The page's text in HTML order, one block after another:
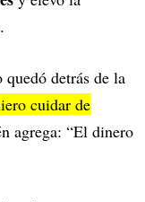
.
quedó detrás de la
cuidar de
agrega: “El dinero